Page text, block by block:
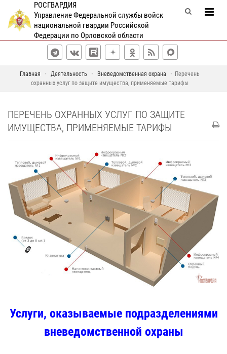
РОСГВАРДИЯ
Управление Федеральной службы войск
национальной гвардии Российской
Федерации по Орловской области
Главная Деятельность Вневедомственная охрана
Перечень
охранных услуг по защите имущества, применяемые тарифы
ПЕРЕЧЕНЬ ОХРАННЫХ УСЛУГ ПО ЗАЩИТЕ
ИМУЩЕСТВА, ПРИМЕНЯЕМЫЕ ТАРИФЫ
Услуги, оказываемые подразделениями
вневедомственной охраны